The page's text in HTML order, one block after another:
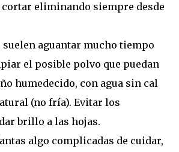
cortar eliminando siempre desde
suelen aguantar mucho tiempo
el posible polvo que puedan
humedecido, con agua sin cal
(no fría). Evitar los
brillo a las hojas.
algo complicadas de cuidar,